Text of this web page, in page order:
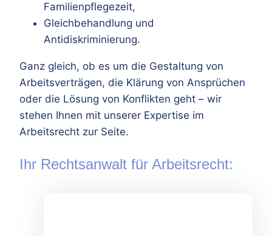
Familienpflegezeit,
Gleichbehandlung und
Antidiskriminierung.
Ganz gleich, ob es um die Gestaltung von
Arbeitsverträgen, die Klärung von Ansprüchen
oder die Lösung von Konflikten geht – wir
stehen Ihnen mit unserer Expertise im
Arbeitsrecht zur Seite.
Ihr Rechtsanwalt für Arbeitsrecht: